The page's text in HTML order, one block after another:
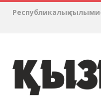
Республикалық